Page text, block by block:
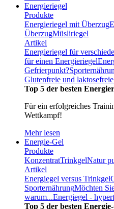
Energieriegel
Produkte
Energieriegel mit Überzug
ÜberzugMüsliriegel
Artikel
Energieriegel für
für einen Energieriegel
Gefrierpunkt?
Glutenfreie und
Top 5 der besten
Für ein erfolgreiches
Wettkampf!
Mehr lesen
Energie-Gel
Produkte
KonzentratTrinkgelNatur
Artikel
Energiegel versus Trinkgel
SporternährungMöchten
warum...Energiegel -
Top 5 der besten